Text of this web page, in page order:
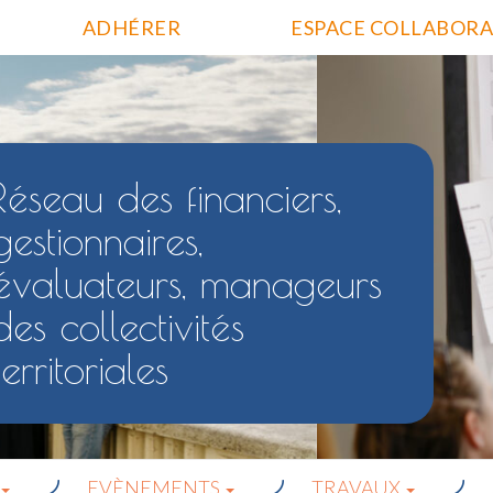
ESPACE
ADHÉRER
des financiers,
manageurs
collectivités
EVÈNEMENTS TRAVAUX